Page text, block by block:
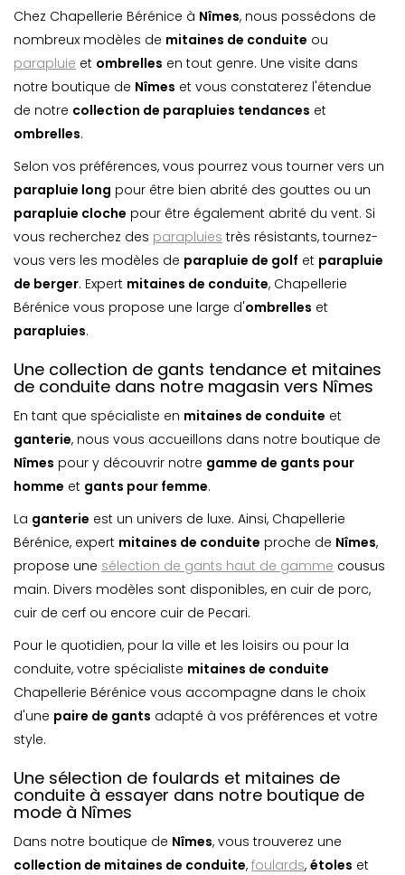
Chez Chapellerie Bérénice à Nîmes, nous possédons de
nombreux modèles de mitaines de conduite ou
parapluie et ombrelles en tout genre. Une visite dans
notre boutique de Nîmes et vous constaterez l'étendue
de notre collection de parapluies tendances et
ombrelles.
Selon vos préférences, vous pourrez vous tourner vers un
parapluie long pour être bien abrité des gouttes ou un
parapluie cloche pour être également abrité du vent. Si
vous recherchez des parapluies très résistants, tournez-
vous vers les modèles de parapluie de golf et parapluie
de berger. Expert mitaines de conduite, Chapellerie
Bérénice vous propose une large d'ombrelles et
parapluies.
Une collection de gants tendance et mitaines
de conduite dans notre magasin vers Nîmes
En tant que spécialiste en mitaines de conduite et
ganterie, nous vous accueillons dans notre boutique de
Nîmes pour y découvrir notre gamme de gants pour
homme et gants pour femme.
La ganterie est un univers de luxe. Ainsi, Chapellerie
Bérénice, expert mitaines de conduite proche de Nîmes,
propose une sélection de gants haut de gamme cousus
main. Divers modèles sont disponibles, en cuir de porc,
cuir de cerf ou encore cuir de Pecari.
Pour le quotidien, pour la ville et les loisirs ou pour la
conduite, votre spécialiste mitaines de conduite
Chapellerie Bérénice vous accompagne dans le choix
d'une paire de gants adapté à vos préférences et votre
style.
Une sélection de foulards et mitaines de
conduite à essayer dans notre boutique de
mode à Nîmes
Dans notre boutique de Nîmes, vous trouverez une
collection de mitaines de conduite, foulards, étoles et